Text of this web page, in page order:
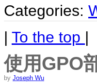
Categories:
| To the top |
使用GPO
by Joseph Wu